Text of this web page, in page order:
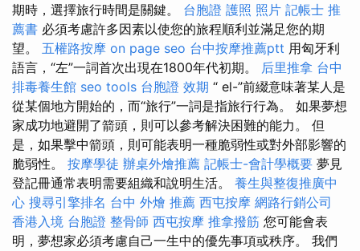
期時，選擇旅行時間是關鍵。 台胞證 護照 照片 記帳士 推
薦書 必須考慮許多因素以使您的旅程順利並滿足您的期
望。 五權路按摩 on page seo 台中按摩推薦ptt 用匈牙利
語言，“左”一詞首次出現在1800年代初期。 后里推拿 台中
排毒養生館 seo tools 台胞證 效期 “ el-”前綴意味著某人是
從某個地方開始的，而“旅行”一詞是指旅行行為。 如果夢想
家成功地避開了箭頭，則可以參考解決困難的能力。 但
是，如果擊中箭頭，則可能表明一種脆弱性或對外部影響的
脆弱性。 按摩學徒 辦桌外燴推薦 記帳士-會計學概要 夢見
登記冊通常表明需要組織和說明生活。 養生與整復推廣中
心 搜尋引擎排名 台中 外燴 推薦 西屯按摩 網路行銷公司
香港入境 台胞證 整骨師 西屯按摩 推拿撥筋 您可能會表
明，夢想家必須考慮自己一生中的優先事項或秩序。 我們